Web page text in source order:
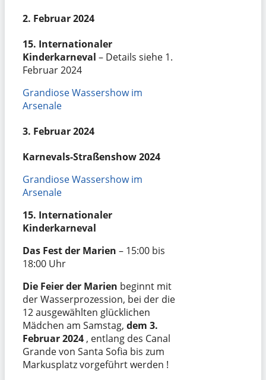
2. Februar 2024
15. Internationaler
Kinderkarneval – Details siehe 1.
Februar 2024
Grandiose Wassershow im
Arsenale
3. Februar 2024
Karnevals-Straßenshow 2024
Grandiose Wassershow im
Arsenale
15. Internationaler
Kinderkarneval
Das Fest der Marien – 15:00 bis
18:00 Uhr
Die Feier der Marien beginnt mit
der Wasserprozession, bei der die
12 ausgewählten glücklichen
Mädchen am Samstag, dem 3.
Februar 2024, entlang des Canal
Grande von Santa Sofia bis zum
Markusplatz vorgeführt werden !